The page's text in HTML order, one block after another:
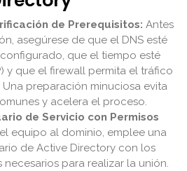
de Prerequisitos: Antes
asegúrese de que el DNS esté
que el tiempo esté
y que el firewall permita el tráfico
Una preparación minuciosa evita
y acelera el proceso.
de Servicio con Permisos
equipo al dominio, emplee una
de Active Directory con los
necesarios para realizar la unión.